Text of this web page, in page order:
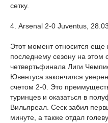
сетку.
4. Arsenal 2-0 Juventus,
Этот момент относится
последнему сезону на этом
четвертьфинала Лиги
Ювентуса закончился
счетом 2-0. Это
туринцев и оказаться в
Вильяреал. Сеск забил
минуте, а также отдал